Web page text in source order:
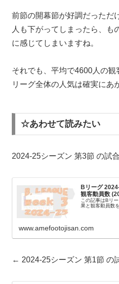
前節の開幕節が好調だっただ
人も下がってしまったら、も
に感じてしまいますね。
それでも、平均で4600人の
リーグ全体の人気は確実にあ
☆あわせて読みたい
2024-25シーズン 第3節 の試
Bリーグ
観客動員数
この記事はBリ
果と観客動員数
www.amefootojisan.com
← 2024-25シーズン 第1節 の